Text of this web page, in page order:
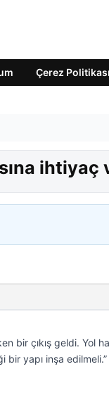
Çerez Politikası
ihtiyaç
bir çıkış geldi. Yol
yapı inşa